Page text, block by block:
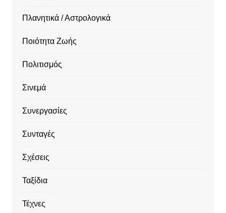
Πλανητικά / Αστρολογικά
Ποιότητα Ζωής
Πολιτισμός
Σινεμά
Συνεργασίες
Συνταγές
Σχέσεις
Ταξίδια
Τέχνες